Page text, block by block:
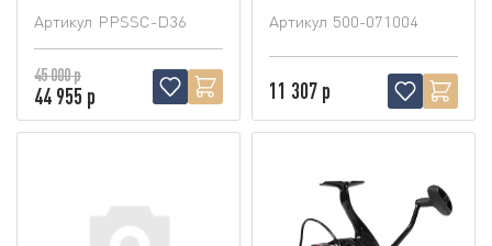
Артикул PPSSC-D36
45 000 р
44 955 р
Артикул 500-071004
11 307 р